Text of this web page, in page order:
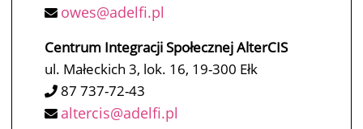
owes@adelfi.pl
Centrum Integracji Społecznej AlterCIS
ul. Małeckich 3, lok. 16, 19-300 Ełk
87 737-72-43
altercis@adelfi.pl